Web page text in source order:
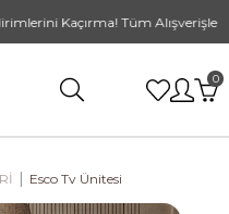
Kaçırma! Tüm
0
Esco Tv Ünitesi